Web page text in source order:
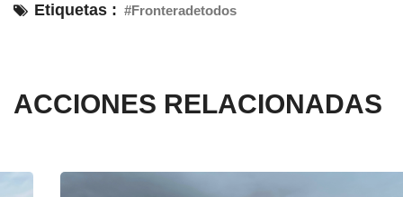
Etiquetas : #Fronteradetodos
ACCIONES RELACIONADAS